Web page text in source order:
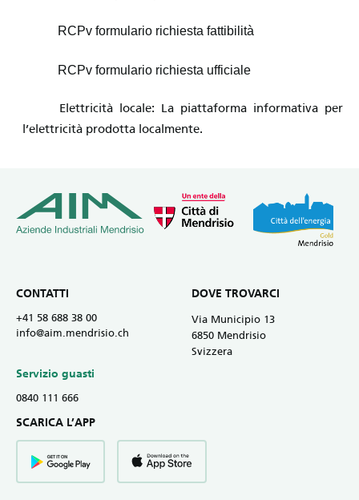
RCPv formulario richiesta fattibilità
RCPv formulario richiesta ufficiale
Elettricità locale: La piattaforma informativa per
l’elettricità prodotta localmente.
CONTATTI
+41 58 688 38 00
info@aim.mendrisio.ch
Servizio guasti
0840 111 666
DOVE TROVARCI
Via Municipio 13
6850 Mendrisio
Svizzera
SCARICA L’APP